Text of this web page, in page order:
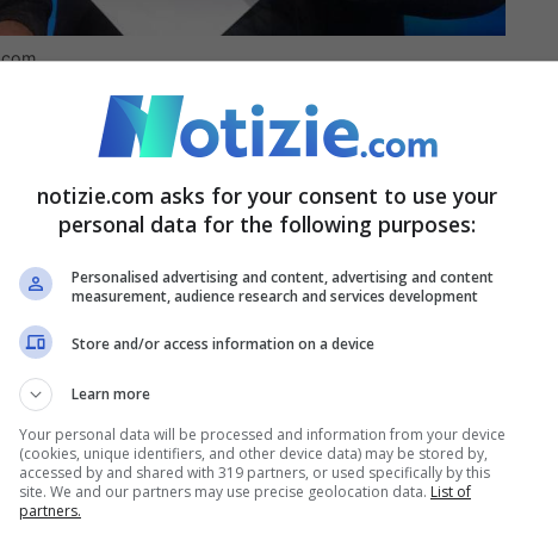
che è finita un’era .Un’epoca. Ed è proprio
in più di una occasione, il fatto che
hanno scritto un pezzo di storia
ci sono dubbi a riguardo: “
Èun dato che nessuno può
un’Italia senza il Cavaliere
ha dato molto al Paese
solamente nella politica, ma anche: nello
notizie.com asks for your consent to use your
personal data for the following purposes:
Personalised advertising and content, advertising and content
measurement, audience research and services development
Store and/or access information on a device
Learn more
Your personal data will be processed and information from your device
(cookies, unique identifiers, and other device data) may be stored by,
accessed by and shared with 319 partners, or used specifically by this
site. We and our partners may use precise geolocation data. List of
partners.